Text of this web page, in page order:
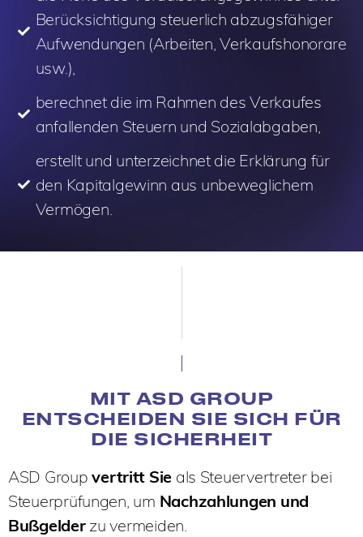
Berücksichtigung steuerlich abzugsfähiger
Aufwendungen (Arbeiten, Verkaufshonorare
usw.),
berechnet die im Rahmen des Verkaufes
anfallenden Steuern und Sozialabgaben,
erstellt und unterzeichnet die Erklärung für
den Kapitalgewinn aus unbeweglichem
Vermögen.
MIT ASD GROUP
ENTSCHEIDEN SIE SICH FÜR
DIE SICHERHEIT
ASD Groupvertritt Sie als Steuervertreter bei
Steuerprüfungen, um Nachzahlungen und
Bußgelderzu vermeiden.